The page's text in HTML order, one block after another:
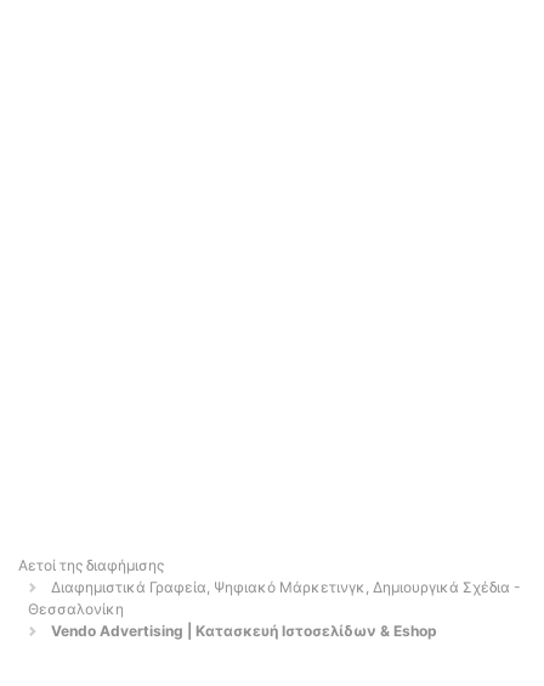
Αετοί της διαφήμισης
Διαφημιστικά Γραφεία, Ψηφιακό Μάρκετινγκ, Δημιουργικά Σχέδια -
Θεσσαλονίκη
Vendo Advertising | Κατασκευή Ιστοσελίδων & Eshop